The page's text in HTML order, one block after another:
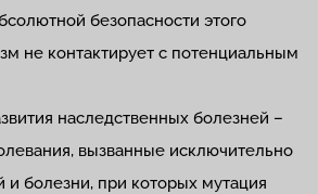
безопасности этого
не контактирует с потенциальным
наследственных болезней –
вызванные исключительно
и болезни, при которых мутация